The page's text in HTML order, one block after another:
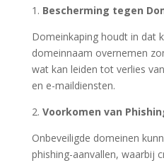
1. Bescherming tegen
Domeinkaping houdt in dat
domeinnaam overnemen
wat kan leiden tot verlies
en e-maildiensten.
2. Voorkomen van
Onbeveiligde domeinen
phishing-aanvallen, waarbij